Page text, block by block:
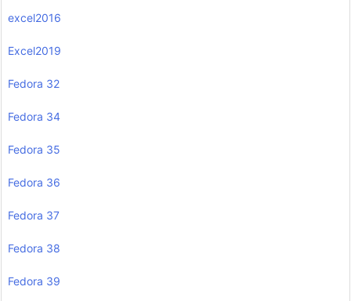
excel2016
Excel2019
Fedora 32
Fedora 34
Fedora 35
Fedora 36
Fedora 37
Fedora 38
Fedora 39